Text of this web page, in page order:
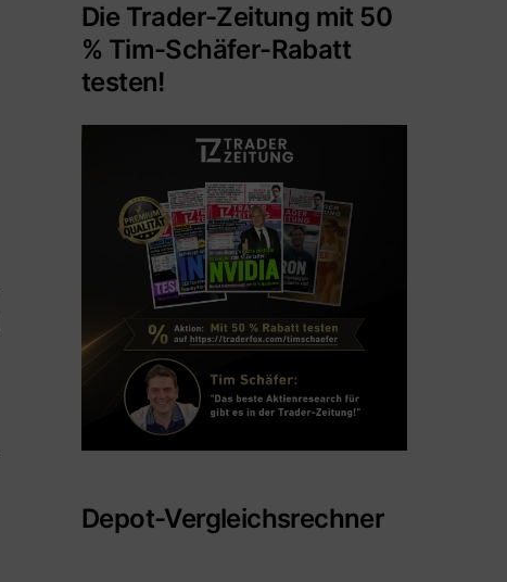
Die Trader-Zeitung mit 50
% Tim-Schäfer-Rabatt
testen!
Depot-Vergleichsrechner